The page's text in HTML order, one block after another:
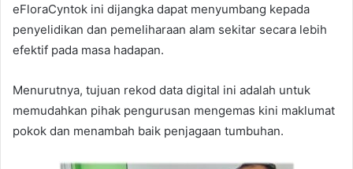
eFloraCyntok ini dijangka dapat menyumbang kepada
penyelidikan dan pemeliharaan alam sekitar secara lebih
efektif pada masa hadapan.
Menurutnya, tujuan rekod data digital ini adalah untuk
memudahkan pihak pengurusan mengemas kini maklumat
pokok dan menambah baik penjagaan tumbuhan.